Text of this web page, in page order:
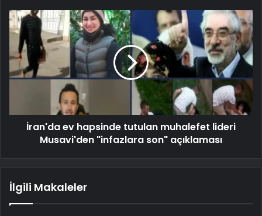
İran'da ev hapsinde tutulan muhalefet lideri
Musavi'den "infazlara son" açıklaması
İlgili Makaleler